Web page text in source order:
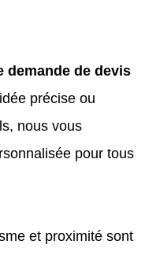
demande de devis
précise ou
nous vous
pour tous
et proximité sont